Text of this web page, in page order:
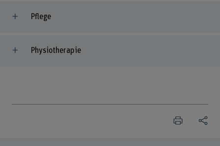
Pflege
Physiotherapie